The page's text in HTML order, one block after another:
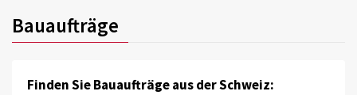
Bauaufträge
Finden Sie Bauaufträge aus der Schweiz: